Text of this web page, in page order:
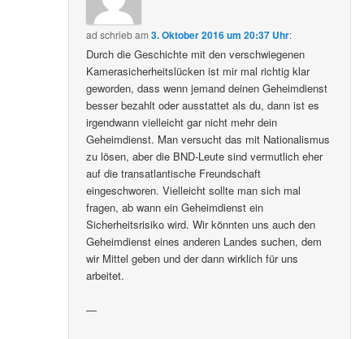
ad schriebam3. Oktober 2016 um 20:37 Uhr:
Durch die Geschichte mit den verschwiegenen
Kamerasicherheitslücken ist mir mal richtig klar
geworden, dass wenn jemand deinen Geheimdienst
besser bezahlt oder ausstattet als du, dann ist es
irgendwann vielleicht gar nicht mehr dein
Geheimdienst. Man versucht das mit Nationalismus
zu lösen, aber die BND-Leute sind vermutlich eher
auf die transatlantische Freundschaft
eingeschworen. Vielleicht sollte man sich mal
fragen, ab wann ein Geheimdienst ein
Sicherheitsrisiko wird. Wir könnten uns auch den
Geheimdienst eines anderen Landes suchen, dem
wir Mittel geben und der dann wirklich für uns
arbeitet.
—